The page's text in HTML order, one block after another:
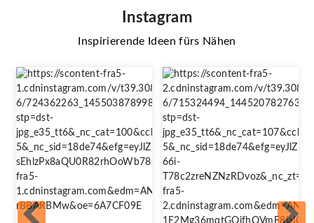
Instagram
Inspirierende Ideen fürs Nähen